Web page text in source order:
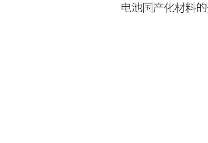
电池国产化材料